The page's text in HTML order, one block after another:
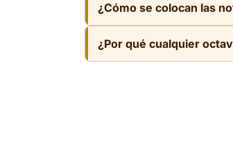
¿Cómo se colocan las
posición correcta; vale
¿Por qué cualquier